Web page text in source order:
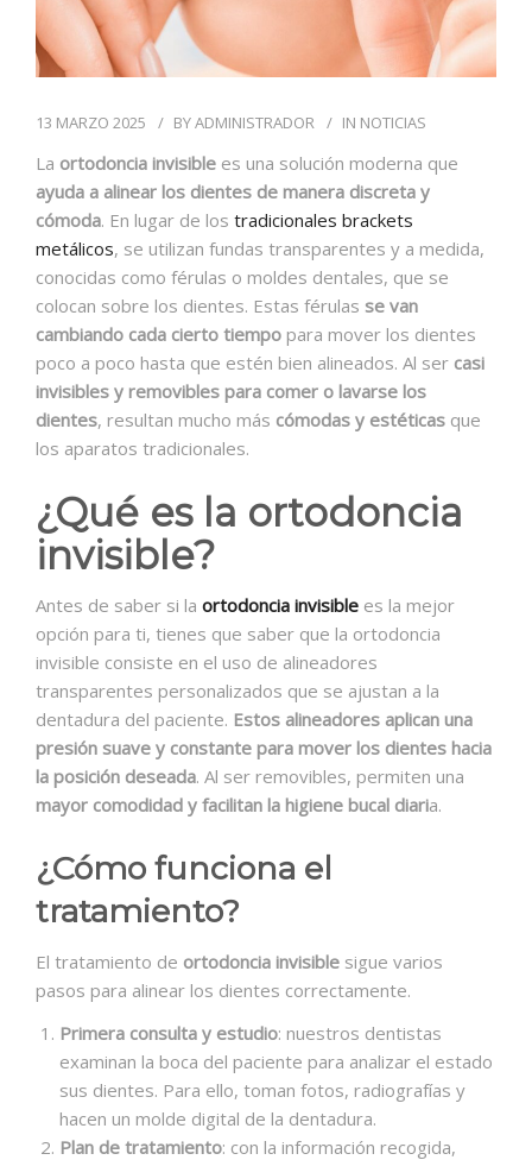
13 MARZO 2025 BYADMINISTRADOR IN NOTICIAS
La ortodoncia invisible es una solución moderna que
ayuda a alinear los dientes de manera discreta y
cómoda. En lugar de los tradicionales brackets
metálicos, se utilizan fundas transparentes y a medida,
conocidas como férulas o moldes dentales, que se
colocan sobre los dientes. Estas férulas se van
cambiando cada cierto tiempo para mover los dientes
poco a poco hasta que estén bien alineados. Al ser casi
invisibles y removibles para comer o lavarse los
dientes, resultan mucho más cómodas y estéticas que
los aparatos tradicionales.
¿Qué es la ortodoncia
invisible?
Antes de saber si la ortodoncia invisible es la mejor
opción para ti, tienes que saber que la ortodoncia
invisible consiste en el uso de alineadores
transparentes personalizados que se ajustan a la
dentadura del paciente. Estos alineadores aplican una
presión suave y constante para mover los dientes hacia
la posición deseada. Al ser removibles, permiten una
mayor comodidad y facilitan la higiene bucal diaria.
¿Cómo funciona el
tratamiento?
El tratamiento de ortodoncia invisible sigue varios
pasos para alinear los dientes correctamente.
Primera consulta y estudio: nuestros dentistas
examinan la boca del paciente para analizar el estado
sus dientes. Para ello, toman fotos, radiografías y
hacen un molde digital de la dentadura.
Plan de tratamiento: con la información recogida,